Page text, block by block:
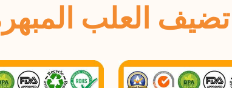
تضيف العلب